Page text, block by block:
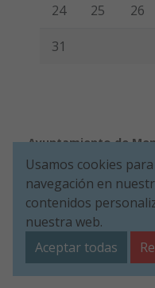
24 25 26
31
Ayuntamiento de
Aviso legal
Política de
Plaza de Los Fueros, 1º
Usamos cookies
navegación en
contenidos
nuestra web.
Aceptar todas